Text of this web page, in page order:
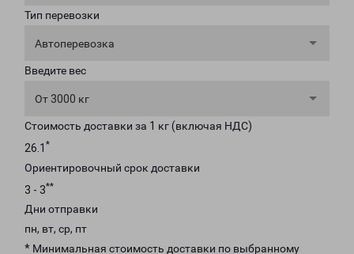
Тип перевозки
Автоперевозка
Введите вес
От 3000 кг
Стоимость доставки за 1 кг (включая НДС)
26.1 *
Ориентировочный срок доставки
3 - 3**
Дни отправки
пн, вт, ср, пт
* Минимальная стоимость доставки по выбранному